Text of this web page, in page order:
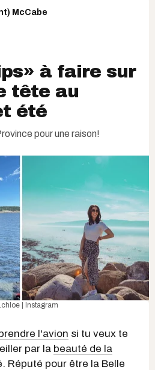
McCabe
à faire sur
tête au
été
pour une raison!
| Instagram
l'avion si tu veux te
par la beauté de la
Réputé pour être la Belle